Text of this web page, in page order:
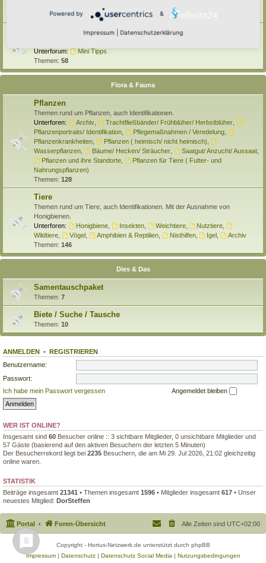
Themen:247
Selber machen
Unterforum:
Mini Tipps
Themen: 58
Flora & Fauna
Pflanzen
Themen rund um Pflanzen, auch Identifikationen.
Unterforen:
Archiv, Trachtfließbänder/ Frühblüher/ Herbstblüher,
Pflanzenportraits/ Identifikation
Pflegemaßnahmen / Veredelung,
Pflanzenkrankheiten
Pflanzen ( heimisch/ nicht heimisch)
Wasserpflanzen
Bäume/ Hecken/ Sträucher, Saatgut/ Anzucht/ Aussaat,
Pflanzen und ihre Standorte,
Pflanzen für Tiere ( Futter- und
Nahrungspflanzen)
Themen: 128
Tiere
Themen rund um Tiere, auch Identifikationen. Mit der Ausnahme von
Honigbienen.
Unterforen:
Honigbiene, Insekten, Weichtiere, Nutztiere
Wildtiere
Vögel, Amphibien & Reptilien, Nisthilfen, Igel
Archiv
Themen: 146
Dies & Das
Samentauschpaket
Themen: 7
Biete / Suche / Tausche
Themen: 10
ANMELDEN • REGISTRIEREN
Benutzername:
Passwort:
Ich habe mein Passwort vergessen
Angemeldet bleiben
WER IST ONLINE?
Insgesamt sind 60 Besucher online :: 3 sichtbare Mitglieder, 0 unsichtbare Mitglieder und
57 Gäste (basierend auf den aktiven Besuchern der letzten 5 Minuten)
Der Besucherrekord liegt bei 2235 Besuchern, die am Mi 29. Jul 2026, 21:02 gleichzeitig
online waren.
STATISTIK
Beiträge insgesamt 21341 • Themen insgesamt 1596 • Mitglieder insgesamt 617 • Unser
neuestes Mitglied: DorSteffen
Portal Foren-Übersicht Alle Zeiten sind UTC+02:00
Copyright - Hortus-Netzwerk.de unterstützt durch phpBB
Impressum| Datenschutz| Datenschutz Social Media | Nutzungsbedingungen
Powered by &
Impressum Datenschutzerklärung